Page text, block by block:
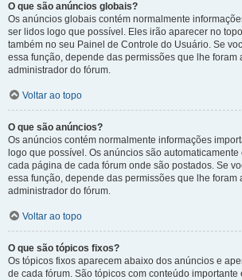
O que são anúncios globais?
Os anúncios globais contém normalmente
ser lidos logo que possível. Eles irão aparecer no
também no seu Painel de Controle do Usuário. Se
essa função, depende das permissões que lhe foram
administrador do fórum.
Voltar ao topo
O que são anúncios?
Os anúncios contém normalmente informações
logo que possível. Os anúncios são
cada página de cada fórum onde são postados. Se
essa função, depende das permissões que lhe foram
administrador do fórum.
Voltar ao topo
O que são tópicos fixos?
Os tópicos fixos aparecem abaixo dos anúncios e
de cada fórum. São tópicos com conteúdo